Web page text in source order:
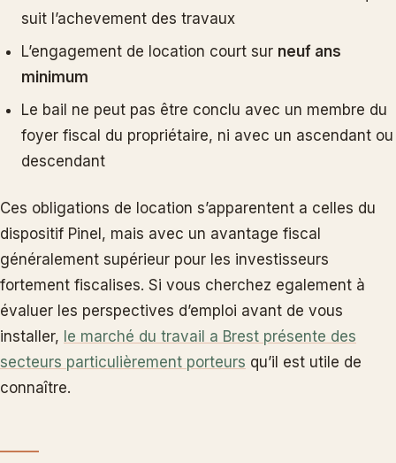
suit l’achevement des travaux
L’engagement de location court sur neuf ans
minimum
Le bail ne peut pas être conclu avec un membre du
foyer fiscal du propriétaire, ni avec un ascendant ou
descendant
Ces obligations de location s’apparentent a celles du
dispositif Pinel, mais avec un avantage fiscal
généralement supérieur pour les investisseurs
fortement fiscalises. Si vous cherchez egalement à
évaluer les perspectives d’emploi avant de vous
installer, le marché du travail a Brest présente des
secteurs particulièrement porteurs qu’il est utile de
connaître.